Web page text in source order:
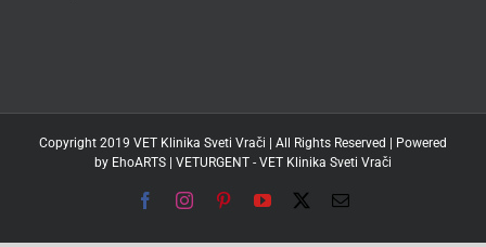
Copyright 2019 VET Klinika Sveti Vrači | All Rights Reserved | Powered
by EhoARTS | VETURGENT - VET Klinika Sveti Vrači
FacebookInstagramPinterestYouTube Email